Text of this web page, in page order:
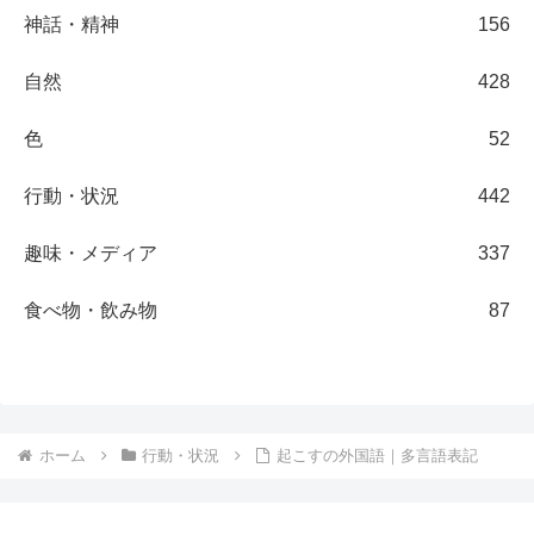
神話・精神 156
自然 428
色 52
行動・状況 442
趣味・メディア 337
食べ物・飲み物 87
ホーム 行動・状況 起こすの外国語｜多言語表記